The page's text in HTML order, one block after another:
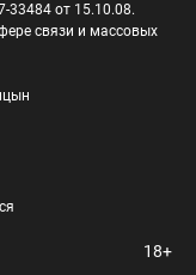
от 15.10.08.
связи и массовых
18+